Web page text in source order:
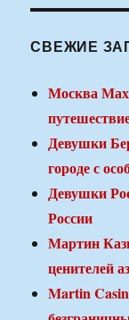
СВЕЖИЕ
Москва
Девушки
городе с
Девушки
России
Мартин
ценителей
Martin